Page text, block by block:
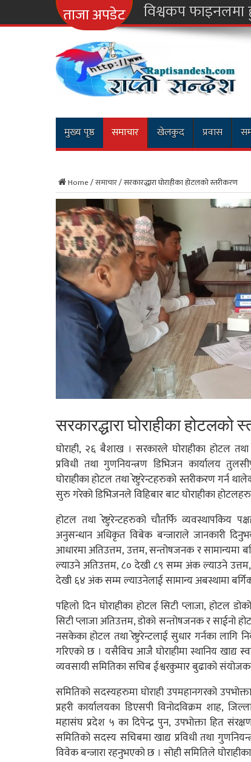
ताजा अपडेट नारायण
मुख्य पृष्ठ समाचार खेलकुद प्रवास
Home/समाचार/सरकारद्धारा घोराहीका होटलको स्तरीकरण
सरकारद्धारा घोराहीका होटलको
घोराही, २६ बैशाख । सरकारले घोराहीका होटल
प्रविधी तथा गुणनियन्त्रण डिभिजन कार्यालय
घोराहीका होटल तथा रेष्टुरेन्टहरुको स्तरीकरण गर्न
सुरु गरेको डिभिजनले विहिबार बाट घोराहीका
होटल तथा रेष्टुरेन्टहरुको चौतर्फि व्यवस्थापकिय
अनुसन्धान अधिकृत विबेक बन्जाराले जानकारी
आधारमा अतिउत्तम, उत्तम, सन्तोषजनक र सामान्यमा
ल्याउने अतिउत्तम, ८० देखी ८९ सम्म अंक ल्याउने
देखी ६४ अंक सम्म ल्याउनेलाई सामान्य अबस्थामा
पहिलो दिन घोराहीका होटल सिटी प्लाजा, होटल
सिटी प्लाजा अतिउत्तम, डोको सन्तोषजनक र साईनो
नसकेका होटल तथा रेष्टुरेन्टलाई सुधार गर्नका
गरिएको छ । यसैविच आजै घोराहीमा स्थानिय
व्यवसायी समितिका सचिब ईश्वरकुमार बुढाको
समितिको सदस्यहरुमा घोराही उपमहानगरको
प्रहरी कार्यालयका डिएसपी विनोदविक्रम शाह,
महासंघ प्रदेश ५ का दिपेन्द्र पुन, उपभोक्ता हित
समितिको सदस्य सचिबमा खाद्य प्रविधी तथा
विवेक बन्जारा रहनुभएको छ । सोही समितिले